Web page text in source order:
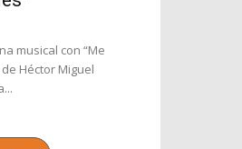
musical con “Me
Héctor Miguel